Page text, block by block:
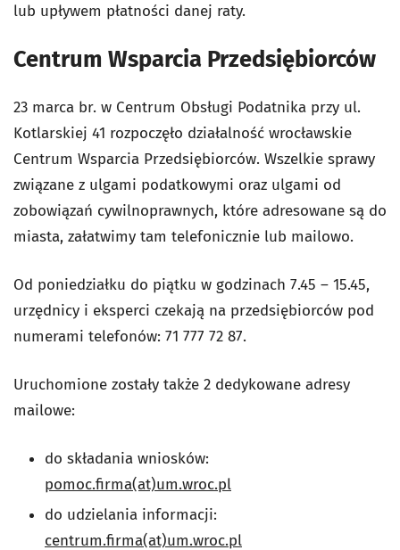
lub upływem płatności danej raty.
Centrum Wsparcia Przedsiębiorców
23 marca br. w Centrum Obsługi Podatnika przy ul.
Kotlarskiej 41 rozpoczęło działalność wrocławskie
Centrum Wsparcia Przedsiębiorców. Wszelkie sprawy
związane z ulgami podatkowymi oraz ulgami od
zobowiązań cywilnoprawnych, które adresowane są do
miasta, załatwimy tam telefonicznie lub mailowo.
Od poniedziałku do piątku w godzinach 7.45 – 15.45,
urzędnicy i eksperci czekają na przedsiębiorców pod
numerami telefonów: 71 777 72 87.
Uruchomione zostały także 2 dedykowane adresy
mailowe:
do składania wniosków:
pomoc.firma(at)um.wroc.pl
do udzielania informacji:
centrum.firma(at)um.wroc.pl